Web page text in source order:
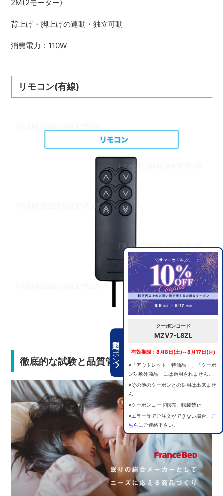
期間限定クーポン
クーポンコード
MZV7-L8ZL
有効期限：8月8日(土)～8月17日(月)
※「アウトレット・特価品」、「クーポ
ン対象外商品」には適用されません。
※その他のクーポンとの併用は出来ませ
ん
※クーポンコード転売、転載禁止
※エラー等でご注文ができない場合、
こ
ちらにご連絡下さい。
2M(2モーター)
背上げ・脚上げの連動・独立可動
消費電力：110W
リモコン(有線)
徹底的な試験と品質管理で安心の選択